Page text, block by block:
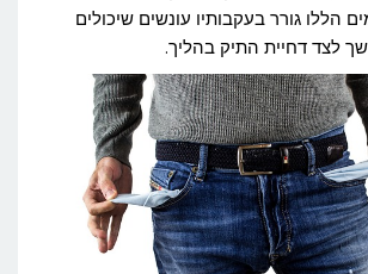
הללו גורר בעקבותיו עונשים שיכולים
לצד דחיית התיק בהליך.